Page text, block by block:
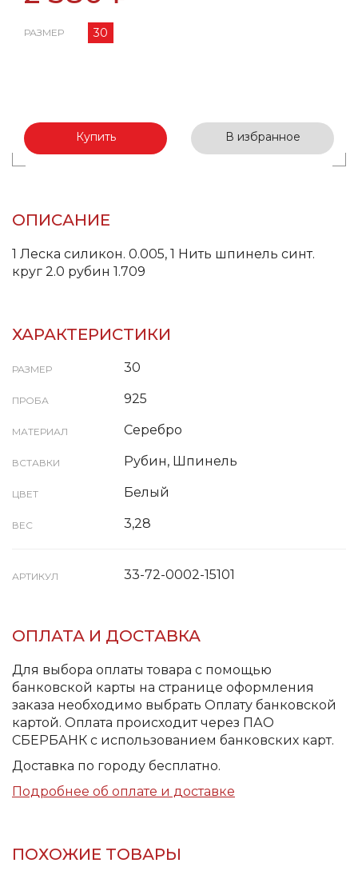
РАЗМЕР 30
Купить В избранное
ОПИСАНИЕ
1 Леска силикон. 0.005, 1 Нить шпинель синт.
круг 2.0 рубин 1.709
ХАРАКТЕРИСТИКИ
РАЗМЕР 30
ПРОБА 925
МАТЕРИАЛ Серебро
ВСТАВКИ Рубин, Шпинель
ЦВЕТ Белый
ВЕС 3,28
АРТИКУЛ 33-72-0002-15101
ОПЛАТА И ДОСТАВКА
Для выбора оплаты товара с помощью
банковской карты на странице оформления
заказа необходимо выбрать Оплату банковской
картой. Оплата происходит через ПАО
СБЕРБАНК с использованием банковских карт.
Доставка по городу бесплатно.
Подробнее об оплате и доставке
ПОХОЖИЕ ТОВАРЫ